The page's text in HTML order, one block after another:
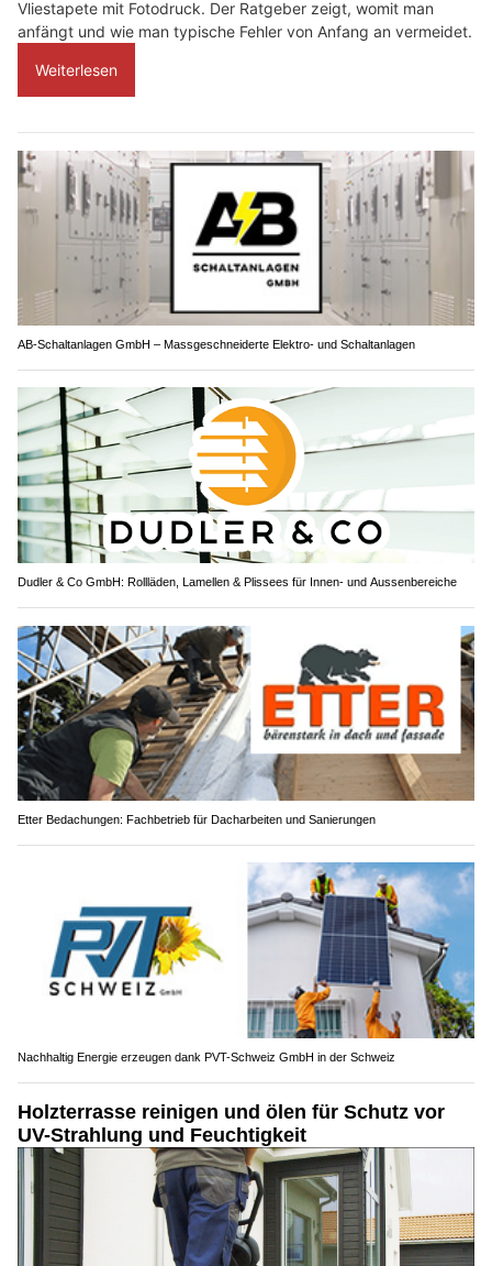
Vliestapete mit Fotodruck. Der Ratgeber zeigt, womit man
anfängt und wie man typische Fehler von Anfang an vermeidet.
Weiterlesen
AB-Schaltanlagen GmbH – Massgeschneiderte Elektro- und Schaltanlagen
Dudler & Co GmbH: Rollläden, Lamellen & Plissees für Innen- und Aussenbereiche
Etter Bedachungen: Fachbetrieb für Dacharbeiten und Sanierungen
Nachhaltig Energie erzeugen dank PVT-Schweiz GmbH in der Schweiz
Holzterrasse reinigen und ölen für Schutz vor
UV-Strahlung und Feuchtigkeit